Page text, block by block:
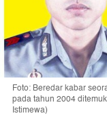
Foto: Beredar kabar
pada tahun 2004
Istimewa)